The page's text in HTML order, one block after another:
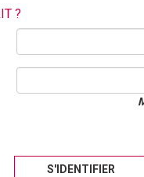
?
S'IDENTIFIER